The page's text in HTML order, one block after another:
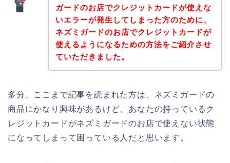
ガードのお店でクレジットカードが使えな
いエラーが発生してしまった方のために、
ネズミガードのお店でクレジットカードが
使えるようになるための方法をご紹介させ
ていただきました。
多分、ここまで記事を読まれた方は、ネズミガードの
商品にかなり興味があるけど、あなたの持っているク
レジットカードがネズミガードのお店で使えない状態
になってしまって困っている人だと思います。